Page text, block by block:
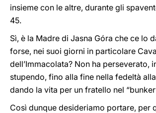
insieme con le altre, durante gli
45.
Sì, è la Madre di Jasna Góra che ce lo
forse, nei suoi giorni in particolare
dell’Immacolata? Non ha perseverato,
stupendo, fino alla fine nella fedeltà
dando la vita per un fratello nel
Così dunque desideriamo portare, per